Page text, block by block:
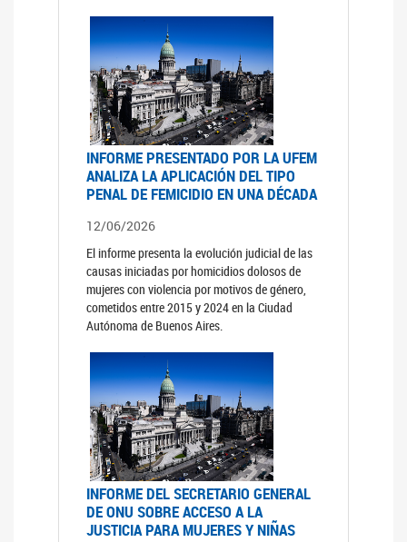
INFORME PRESENTADO POR LA UFEM
ANALIZA LA APLICACIÓN DEL TIPO
PENAL DE FEMICIDIO EN UNA DÉCADA
12/06/2026
El informe presenta la evolución judicial de las
causas iniciadas por homicidios dolosos de
mujeres con violencia por motivos de género,
cometidos entre 2015 y 2024 en la Ciudad
Autónoma de Buenos Aires.
INFORME DEL SECRETARIO GENERAL
DE ONU SOBRE ACCESO A LA
JUSTICIA PARA MUJERES Y NIÑAS